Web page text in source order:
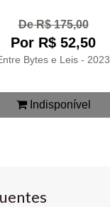
De R$ 175,00
Por R$ 52,50
Bytes e Leis - 2023
Indisponível